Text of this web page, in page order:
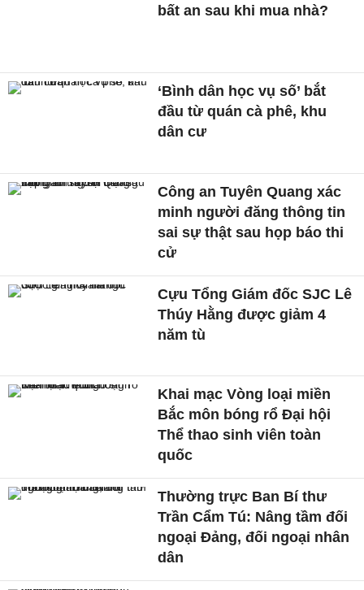
bất an sau khi mua nhà?
‘Bình dân học vụ số’ bắt
đầu từ quán cà phê, khu
dân cư
Công an Tuyên Quang xác
minh người đăng thông tin
sai sự thật sau họp báo thi
cử
Cựu Tổng Giám đốc SJC Lê
Thúy Hằng được giảm 4
năm tù
Khai mạc Vòng loại miền
Bắc môn bóng rổ Đại hội
Thể thao sinh viên toàn
quốc
Thường trực Ban Bí thư
Trần Cẩm Tú: Nâng tầm đối
ngoại Đảng, đối ngoại nhân
dân